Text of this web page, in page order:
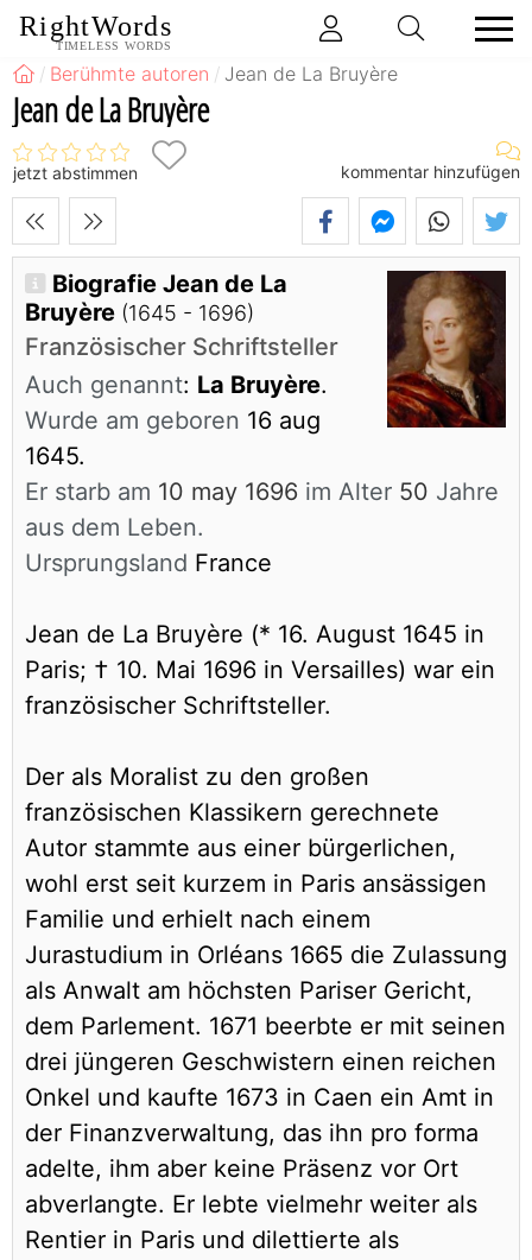
RightWords
TIMELESS WORDS
Berühmte autoren Jean de La Bruyère
Jean de La Bruyère
jetzt abstimmen kommentar hinzufügen
Biografie Jean de La
Bruyère (1645 - 1696)
Französischer Schriftsteller
Auch genannt: La Bruyère.
Wurde am geboren 16 aug
1645.
Er starb am 10 may 1696 im Alter 50 Jahre
aus dem Leben.
Ursprungsland France
Jean de La Bruyère (* 16. August 1645 in
Paris; † 10. Mai 1696 in Versailles) war ein
französischer Schriftsteller.
Der als Moralist zu den großen
französischen Klassikern gerechnete
Autor stammte aus einer bürgerlichen,
wohl erst seit kurzem in Paris ansässigen
Familie und erhielt nach einem
Jurastudium in Orléans 1665 die Zulassung
als Anwalt am höchsten Pariser Gericht,
dem Parlement. 1671 beerbte er mit seinen
drei jüngeren Geschwistern einen reichen
Onkel und kaufte 1673 in Caen ein Amt in
der Finanzverwaltung, das ihn pro forma
adelte, ihm aber keine Präsenz vor Ort
abverlangte. Er lebte vielmehr weiter als
Rentier in Paris und dilettierte als